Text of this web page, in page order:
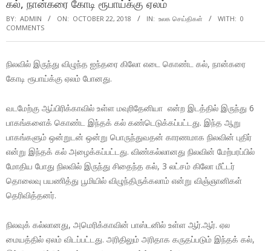
கல், நான்கரை கோடி ரூபாய்க்கு ஏலம்
BY: ADMIN ON: OCTOBER 22, 2018 IN: உலக செய்திகள் WITH: 0
COMMENTS
நிலவில் இருந்து விழுந்த ஐந்தரை கிலோ எடை கொண்ட கல், நான்கரை
கோடி ரூபாய்க்கு ஏலம் போனது.
வடமேற்கு ஆப்பிரிக்காவில் உள்ள மவுரிதேனியா என்ற இடத்தில் இருந்து 6
பாகங்களைக் கொண்ட இந்தக் கல் கண்டெடுக்கப்பட்டது. இந்த ஆறு
பாகங்களும் ஒன்றுடன் ஒன்று பொருந்துவதன் காரணமாக நிலவின் புதிர்
என்று இந்தக் கல் அழைக்கப்பட்டது. விண்கல்லானது நிலவின் மேற்பரப்பில்
மோதிய போது நிலவில் இருந்து சிதைந்த கல், 3 லட்சம் கிலோ மீட்டர்
தொலைவு பயணித்து பூமியில் விழுந்திருக்கலாம் என்று விஞ்ஞானிகள்
தெரிவித்தனர்.
நிலவுக் கல்லானது, அமெரிக்காவின் பாஸ்டனில் உள்ள ஆர்.ஆர். ஏல
மையத்தில் ஏலம் விடப்பட்டது. அரிதிலும் அரிதாக கருதப்படும் இந்தக் கல்,